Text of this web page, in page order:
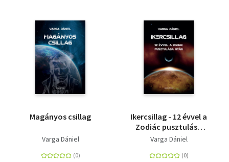
Magányos csillag
Varga Dániel
Ikercsillag - 12 évvel a
Zodiác pusztulása
után
Varga Dániel